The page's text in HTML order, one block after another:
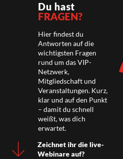
Du hast
FRAGEN?
Hier findest du
Antworten auf die
wichtigsten Fragen
rund um das VIP-
Netzwerk,
Mitgliedschaft und
Veranstaltungen. Kurz,
klar und auf den Punkt
– damit du schnell
weißt, was dich
erwartet.
Zeichnet ihr die live-
Webinare auf?